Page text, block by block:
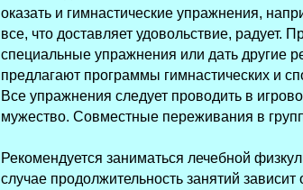
оказать и гимнастические упражнения,
все, что доставляет удовольствие,
специальные упражнения или дать другие
предлагают программы гимнастических и
Все упражнения следует проводить в
мужество. Совместные переживания в
Рекомендуется заниматься лечебной
случае продолжительность занятий